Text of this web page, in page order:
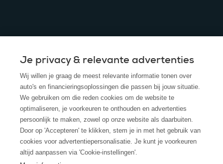
© 2025 - ROS Krediet Service
Algemene Voorwaarden
Disclaimer
Privacy Policy
Cookies
Je privacy & relevante advertenties
Wij willen je graag de meest relevante informatie tonen over
auto's en financieringsoplossingen die passen bij jouw situatie.
We gebruiken om die reden cookies om de website te
optimaliseren, je voorkeuren te onthouden en advertenties
persoonlijk te maken, zowel op onze website als daarbuiten.
Door op 'Accepteren' te klikken, stem je in met het gebruik van
cookies voor advertentiepersonalisatie. Je kunt je voorkeuren
altijd aanpassen via 'Cookie-instellingen'.